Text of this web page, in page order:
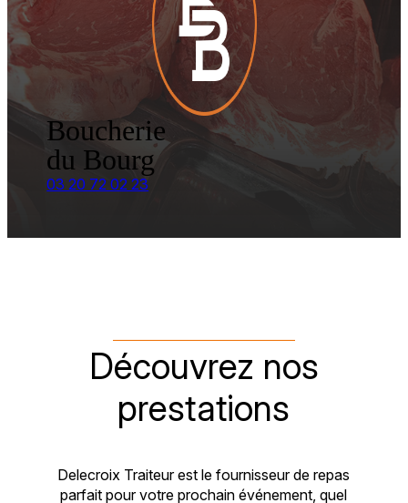
Boucherie
du Bourg
03 20 72 02 23
Découvrez nos
prestations
Delecroix Traiteur est le fournisseur de repas
parfait pour votre prochain événement, quel